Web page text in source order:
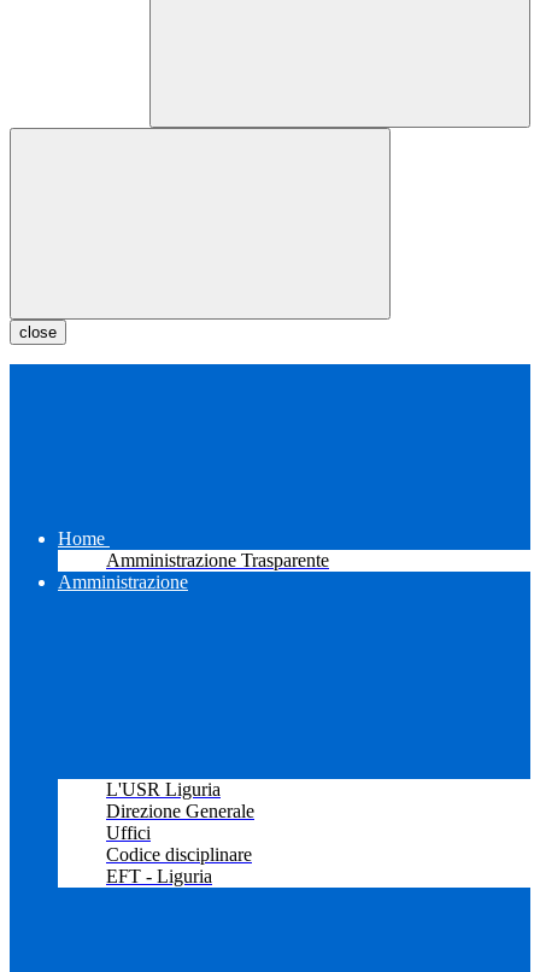
close
Home
Amministrazione Trasparente
Amministrazione
L'USR Liguria
Direzione Generale
Uffici
Codice disciplinare
EFT - Liguria